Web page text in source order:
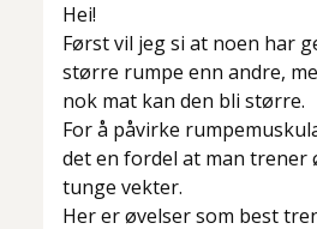
Hei!
Først vil jeg si at noen har
større rumpe enn andre,
nok mat kan den bli større.
For å påvirke
det en fordel at man trener
tunge vekter.
Her er øvelser som best